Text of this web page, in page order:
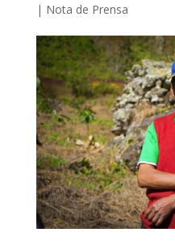
| Nota de Prensa